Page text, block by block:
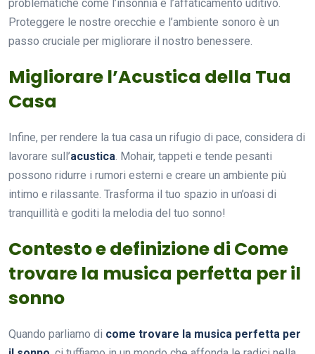
problematiche come l’insonnia e l’affaticamento uditivo.
Proteggere le nostre orecchie e l’ambiente sonoro è un
passo cruciale per migliorare il nostro benessere.
Migliorare l’Acustica della Tua
Casa
Infine, per rendere la tua casa un rifugio di pace, considera di
lavorare sull’acustica. Mohair, tappeti e tende pesanti
possono ridurre i rumori esterni e creare un ambiente più
intimo e rilassante. Trasforma il tuo spazio in un’oasi di
tranquillità e goditi la melodia del tuo sonno!
Contesto e definizione di Come
trovare la musica perfetta per il
sonno
Quando parliamo di come trovare la musica perfetta per